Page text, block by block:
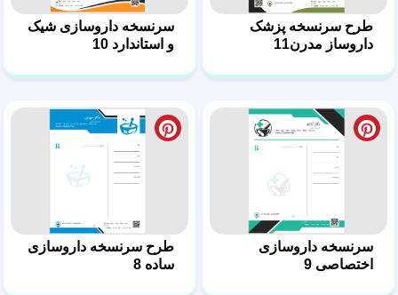
اختصاصی 9
ساده‌ 8
طرح آماده سرنسخه
پزشک داروساز 6
داروساز 5